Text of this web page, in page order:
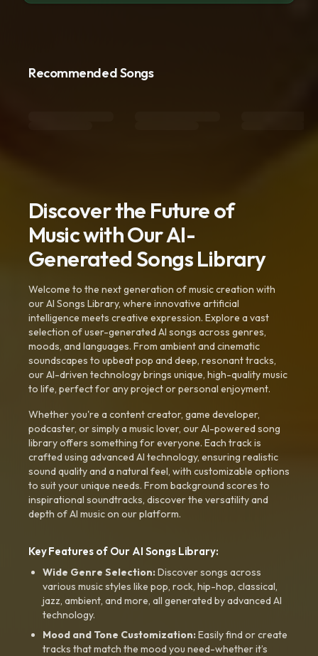
Recommended Songs
Discover the Future of
Music with Our AI-
Generated Songs Library
Welcome to the next generation of music creation with
our AI Songs Library, where innovative artificial
intelligence meets creative expression. Explore a vast
selection of user-generated AI songs across genres,
moods, and languages. From ambient and cinematic
soundscapes to upbeat pop and deep, resonant tracks,
our AI-driven technology brings unique, high-quality music
to life, perfect for any project or personal enjoyment.
Whether you're a content creator, game developer,
podcaster, or simply a music lover, our AI-powered song
library offers something for everyone. Each track is
crafted using advanced AI technology, ensuring realistic
sound quality and a natural feel, with customizable options
to suit your unique needs. From background scores to
inspirational soundtracks, discover the versatility and
depth of AI music on our platform.
Key Features of Our AI Songs Library:
Wide Genre Selection:Discover songs across
various music styles like pop, rock, hip-hop, classical,
jazz, ambient, and more, all generated by advanced AI
technology.
Mood and Tone Customization:Easily find or create
tracks that match the mood you need-whether it’s